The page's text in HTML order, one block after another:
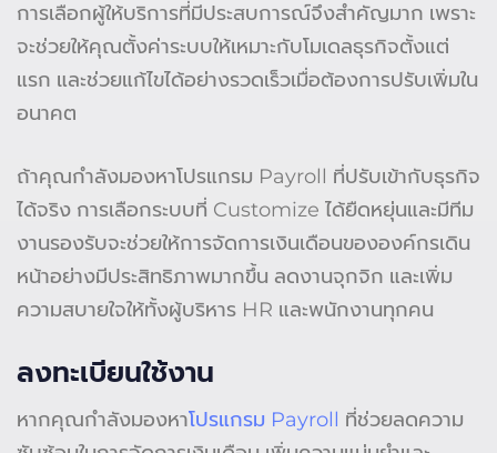
การเลือกผู้ให้บริการที่มีประสบการณ์จึงสำคัญมาก เพราะ
จะช่วยให้คุณตั้งค่าระบบให้เหมาะกับโมเดลธุรกิจตั้งแต่
แรก และช่วยแก้ไขได้อย่างรวดเร็วเมื่อต้องการปรับเพิ่มใน
อนาคต
ถ้าคุณกำลังมองหาโปรแกรม Payroll ที่ปรับเข้ากับธุรกิจ
ได้จริง การเลือกระบบที่ Customize ได้ยืดหยุ่นและมีทีม
งานรองรับจะช่วยให้การจัดการเงินเดือนขององค์กรเดิน
หน้าอย่างมีประสิทธิภาพมากขึ้น ลดงานจุกจิก และเพิ่ม
ความสบายใจให้ทั้งผู้บริหาร HR และพนักงานทุกคน
ลงทะเบียนใช้งาน
หากคุณกำลังมองหาโปรแกรม Payroll ที่ช่วยลดความ